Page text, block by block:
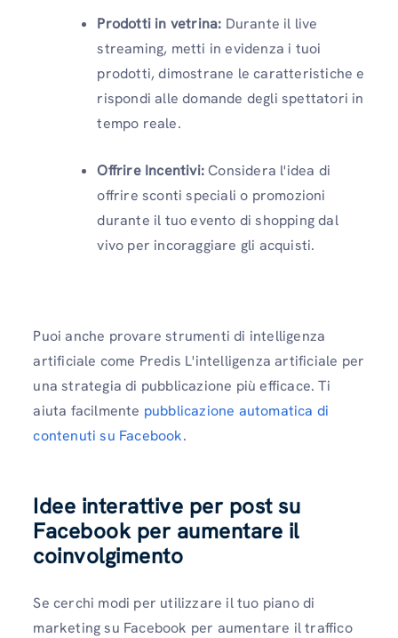
Prodotti in vetrina: Durante il live
streaming, metti in evidenza i tuoi
prodotti, dimostrane le caratteristiche e
rispondi alle domande degli spettatori in
tempo reale.
Offrire Incentivi:Considera l'idea di
offrire sconti speciali o promozioni
durante il tuo evento di shopping dal
vivo per incoraggiare gli acquisti.
Puoi anche provare strumenti di intelligenza
artificiale come Predis L'intelligenza artificiale per
una strategia di pubblicazione più efficace. Ti
aiuta facilmente pubblicazione automatica di
contenuti su Facebook.
Idee interattive per post su
Facebook per aumentare il
coinvolgimento
Se cerchi modi per utilizzare il tuo piano di
marketing su Facebook per aumentare il traffico